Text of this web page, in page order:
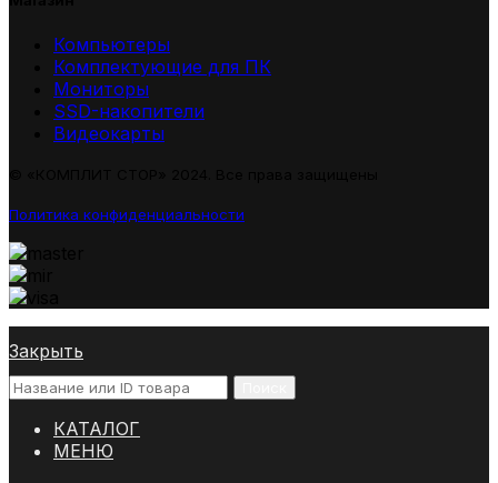
Компьютеры
Комплектующие для ПК
Мониторы
SSD-накопители
Видеокарты
Политика конфиденциальности
Закрыть
КАТАЛОГ
МЕНЮ